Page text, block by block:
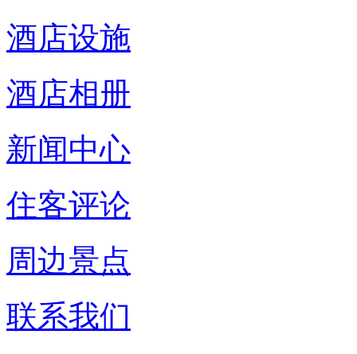
酒店设施
酒店相册
新闻中心
住客评论
周边景点
联系我们